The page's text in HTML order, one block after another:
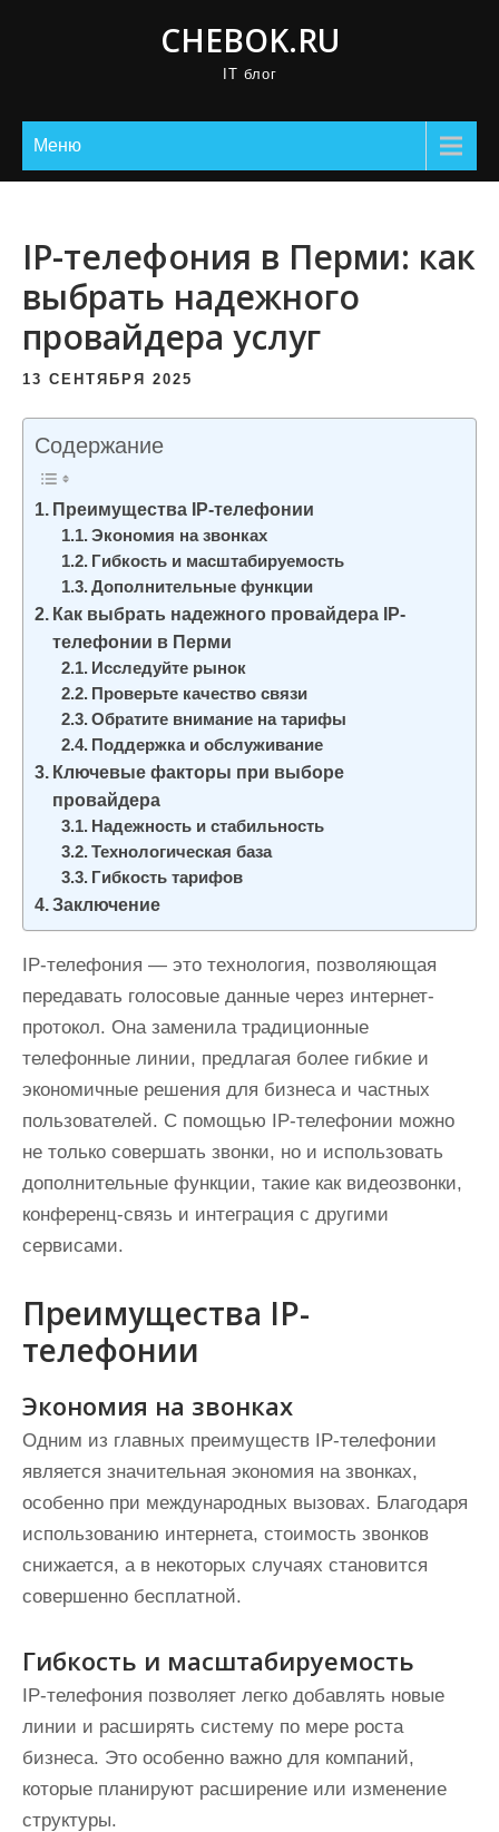
CHEBOK.RU
IT блог
Меню
IP-телефония в Перми: как
выбрать надежного
провайдера услуг
13 СЕНТЯБРЯ 2025
Содержание
Преимущества IP-телефонии
Экономия на звонках
Гибкость и масштабируемость
Дополнительные функции
Как выбрать надежного провайдера IP-
телефонии в Перми
Исследуйте рынок
Проверьте качество связи
Обратите внимание на тарифы
Поддержка и обслуживание
Ключевые факторы при выборе
провайдера
Надежность и стабильность
Технологическая база
Гибкость тарифов
Заключение
IP-телефония — это технология, позволяющая
передавать голосовые данные через интернет-
протокол. Она заменила традиционные
телефонные линии, предлагая более гибкие и
экономичные решения для бизнеса и частных
пользователей. С помощью IP-телефонии можно
не только совершать звонки, но и использовать
дополнительные функции, такие как видеозвонки,
конференц-связь и интеграция с другими
сервисами.
Преимущества IP-
телефонии
Экономия на звонках
Одним из главных преимуществ IP-телефонии
является значительная экономия на звонках,
особенно при международных вызовах. Благодаря
использованию интернета, стоимость звонков
снижается, а в некоторых случаях становится
совершенно бесплатной.
Гибкость и масштабируемость
IP-телефония позволяет легко добавлять новые
линии и расширять систему по мере роста
бизнеса. Это особенно важно для компаний,
которые планируют расширение или изменение
структуры.